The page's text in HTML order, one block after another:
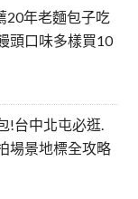
20年老麵包子吃
頭口味多樣買10
!台中北屯必逛.
場景地標全攻略